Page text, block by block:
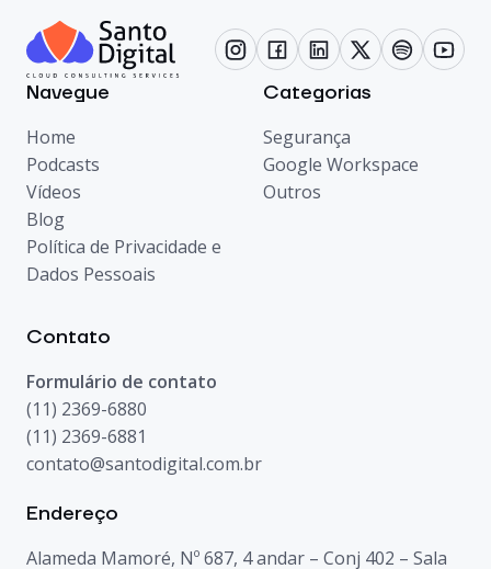
Navegue
Home
Podcasts
Vídeos
Blog
Política de Privacidade e
Dados Pessoais
Categorias
Segurança
Google Workspace
Outros
Contato
Formulário de contato
(11) 2369-6880
(11) 2369-6881
contato@santodigital.com.br
Endereço
Alameda Mamoré, Nº 687, 4 andar – Conj 402 – Sala